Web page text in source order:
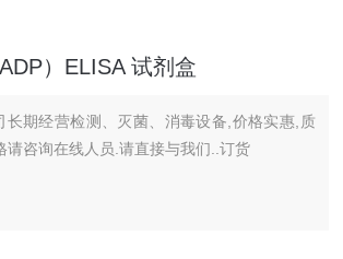
）ELISA 试剂盒
长期经营检测、灭菌、消毒设备,价格实惠,质
请咨询在线人员.请直接与我们..订货